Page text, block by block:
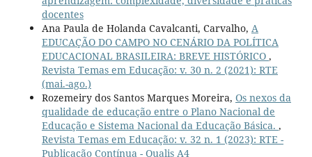
docentes
Ana Paula de Holanda Cavalcanti, Carvalho, A
EDUCAÇÃO DO CAMPO NO CENÁRIO DA POLÍTICA
EDUCACIONAL BRASILEIRA: BREVE HISTÓRICO ,
Revista Temas em Educação: v. 30 n. 2 (2021): RTE
(mai.-ago.)
Rozemeiry dos Santos Marques Moreira, Os nexos da
qualidade de educação entre o Plano Nacional de
Educação e Sistema Nacional da Educação Básica. ,
Revista Temas em Educação: v. 32 n. 1 (2023): RTE -
Publicação Contínua - Qualis A4